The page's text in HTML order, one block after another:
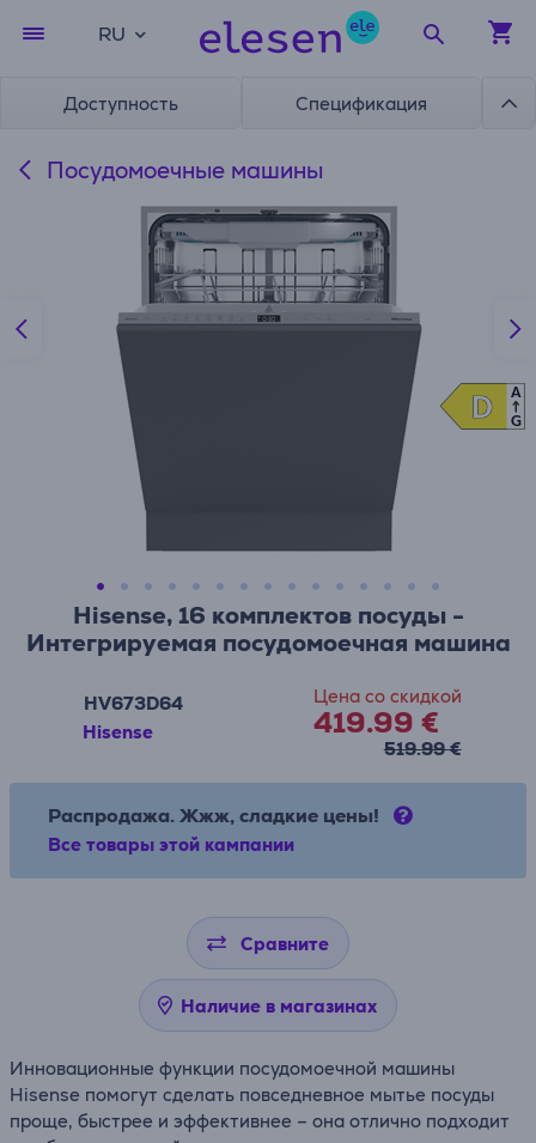
RU
Доступность Спецификация
Посудомоечные машины
Hisense, 16 комплектов посуды -
Интегрируемая посудомоечная машина
HV673D64
Hisense
Цена со скидкой
419.99 €
519.99 €
Распродажа. Жжж, сладкие цены!
Все товары этой кампании
Сравните
Наличие в магазинах
Инновационные функции посудомоечной машины
Hisense помогут сделать повседневное мытье посуды
проще, быстрее и эффективнее – она отлично подходит
D
D
A
G